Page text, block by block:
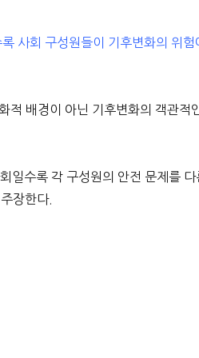
사회 구성원들이 기후변화의 위
적 배경이 아닌 기후변화의 객관적
일수록 각 구성원의 안전 문제를
장한다.